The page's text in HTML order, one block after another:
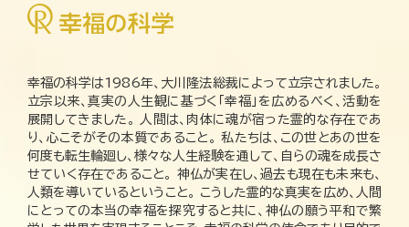
幸福の科学は1986年、大川隆法総裁によって立宗されました。
立宗以来、真実の人生観に基づく「幸福」を広めるべく、活動を
展開してきました。 人間は、肉体に魂が宿った霊的な存在であ
り、心こそがその本質であること。 私たちは、この世とあの世を
何度も転生輪廻し、様々な人生経験を通して、自らの魂を成長さ
せていく存在であること。 神仏が実在し、過去も現在も未来も、
人類を導いているということ。 こうした霊的な真実を広め、人間
にとっての本当の幸福を探究すると共に、神仏の願う平和で繁